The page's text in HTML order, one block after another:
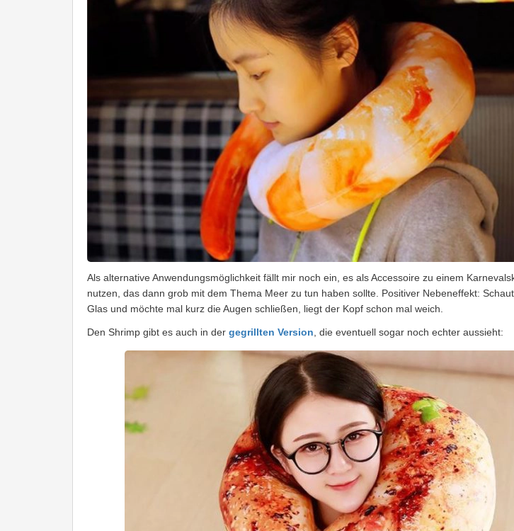
Als alternative Anwendungsmöglichkeit fällt mir noch ein, es als Accessoire zu einem
nutzen, das dann grob mit dem Thema Meer zu tun haben sollte. Positiver Nebeneffekt:
Glas und möchte mal kurz die Augen schließen, liegt der Kopf schon mal weich.
Den Shrimp gibt es auch in der gegrillten Version , die eventuell sogar noch echter aussieht: